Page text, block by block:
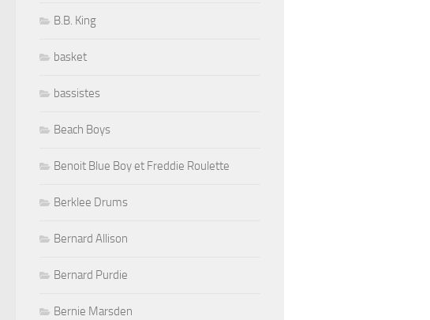
B.B. King
basket
bassistes
Beach Boys
Benoit Blue Boy et Freddie Roulette
Berklee Drums
Bernard Allison
Bernard Purdie
Bernie Marsden